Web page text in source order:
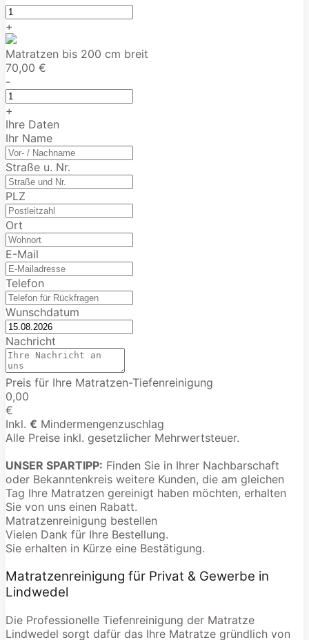
+
Matratzen bis 200 cm breit
70,00 €
-
+
Ihre Daten
Ihr Name
Straße u. Nr.
PLZ
Ort
E-Mail
Telefon
Wunschdatum
Nachricht
Preis für Ihre Matratzen-Tiefenreinigung
0,00
€
Inkl. € Mindermengenzuschlag
Alle Preise inkl. gesetzlicher Mehrwertsteuer.
UNSER SPARTIPP: Finden Sie in Ihrer Nachbarschaft
oder Bekanntenkreis weitere Kunden, die am gleichen
Tag Ihre Matratzen gereinigt haben möchten, erhalten
Sie von uns einen Rabatt.
Matratzenreinigung bestellen
Vielen Dank für Ihre Bestellung.
Sie erhalten in Kürze eine Bestätigung.
Matratzenreinigung für Privat & Gewerbe in
Lindwedel
Die Professionelle Tiefenreinigung der Matratze
Lindwedel sorgt dafür das Ihre Matratze gründlich von